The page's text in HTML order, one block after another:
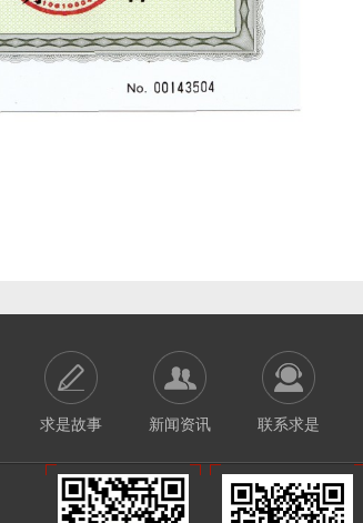
求是故事 新闻资讯 联系求是